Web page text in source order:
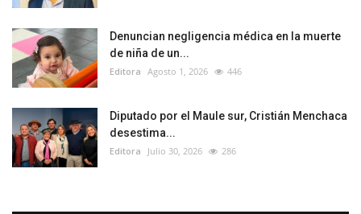
Denuncian negligencia médica en la muerte
de niña de un...
Editora Agosto 1, 2026 446
Diputado por el Maule sur, Cristián Menchaca
desestima...
Editora Julio 30, 2026 286